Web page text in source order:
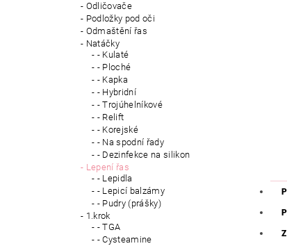
Odličovače
Podložky pod oči
Odmaštění řas
Natáčky
- Kulaté
- Ploché
- Kapka
- Hybridní
- Trojúhelníkové
- Relift
- Korejské
- Na spodní řady
- Dezinfekce na silikon
Lepení řas
- Lepidla
- Lepicí balzámy
- Pudry (prášky)
1.krok
- TGA
- Cysteamine